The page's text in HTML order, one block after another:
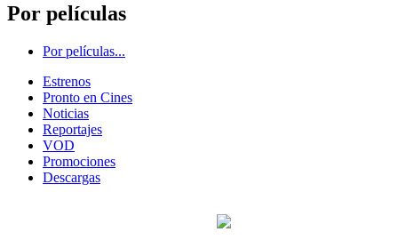
Por películas
Por películas...
Estrenos
Pronto en Cines
Noticias
Reportajes
VOD
Promociones
Descargas